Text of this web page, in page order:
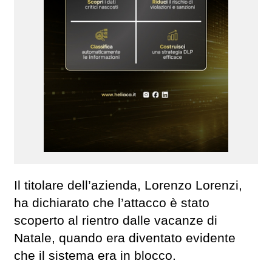
Il titolare dell’azienda, Lorenzo Lorenzi,
ha dichiarato che l’attacco è stato
scoperto al rientro dalle vacanze di
Natale, quando era diventato evidente
che il sistema era in blocco.